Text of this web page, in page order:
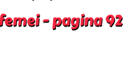
- pagina 92